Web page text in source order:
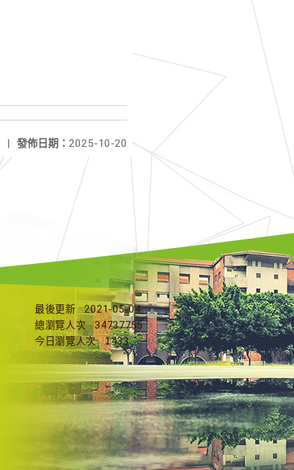
發佈日期： 2025-10-20
|
最後更新
2021-05-04
總瀏覽人次
34737755
今日瀏覽人次
1433